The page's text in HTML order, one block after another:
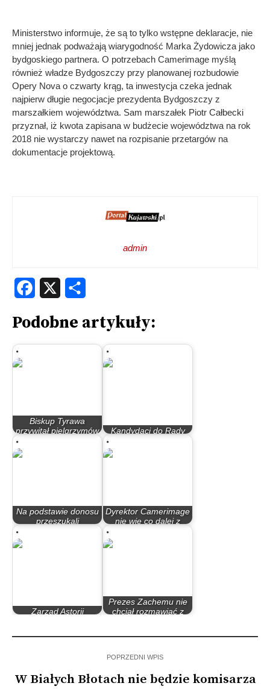
Ministerstwo informuje, że są to tylko wstępne deklaracje, nie
mniej jednak podważają wiarygodność Marka Żydowicza jako
bydgoskiego partnera. O potrzebach Camerimage myślą
również władze Bydgoszczy przy planowanej rozbudowie
Opery Nova o czwarty krąg, ta inwestycja czeka jednak
najpierw długie negocjacje prezydenta Bydgoszczy z
marszałkiem województwa. Sam marszałek Piotr Całbecki
przyznał, iż kwota zapisana w budżecie województwa na rok
2018 nie wystarczy nawet na rozpisanie przetargów na
dokumentacje projektową.
admin
Facebook
Podobne artykuły:
Biskup Tyrawa
przywitał pielgrzymów
Kandydaci do Rady
Na podstawie donosu
przeszukali
Dyrektor Camerimage
nie wie co dalej z
Zarząd Astorii
Prezes Zachemu nie
chciał rozmawiać z
POPRZEDNI WPIS
W Białych Błotach nie będzie komisarza